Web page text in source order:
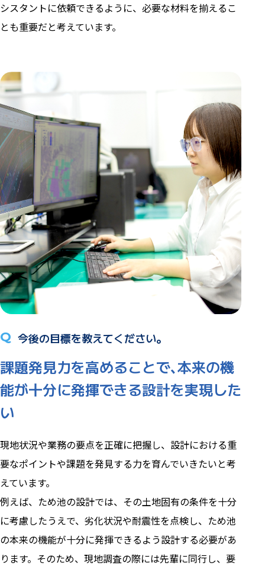
シスタントに依頼できるように、必要な材料を揃えるこ
とも重要だと考えています。
Q 今後の目標を教えてください。
課題発見力を高めることで､本来の機
能が十分に発揮できる設計を実現した
い
現地状況や業務の要点を正確に把握し、設計における重
要なポイントや課題を発見する力を育んでいきたいと考
えています。
例えば、ため池の設計では、その土地固有の条件を十分
に考慮したうえで、劣化状況や耐震性を点検し、ため池
の本来の機能が十分に発揮できるよう設計する必要があ
ります。そのため、現地調査の際には先輩に同行し、要